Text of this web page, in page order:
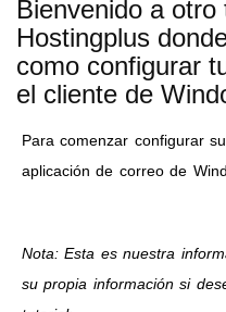
Bienvenido a otro
Hostingplus
como configurar
el cliente de
Para comenzar configurar
aplicación de correo de
Nota: Esta es nuestra
su propia información si